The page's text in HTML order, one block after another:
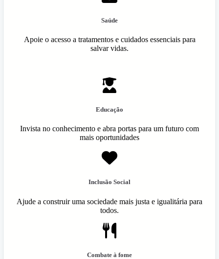
Saúde
Apoie o acesso a tratamentos e cuidados essenciais para
salvar vidas.
Educação
Invista no conhecimento e abra portas para um futuro com
mais oportunidades
Inclusão Social
Ajude a construir uma sociedade mais justa e igualitária para
todos.
Combate à fome